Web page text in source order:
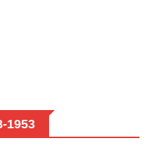
1953